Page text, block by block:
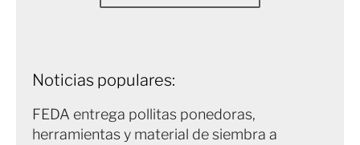
Noticias populares:
FEDA entrega pollitas ponedoras,
herramientas y material de siembra a